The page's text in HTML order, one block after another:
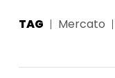
TAG Mercato